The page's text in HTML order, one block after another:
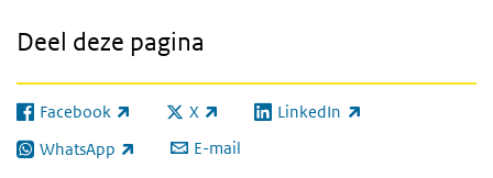
Deel deze pagina
Facebook
(externe link) X
(externe link) LinkedIn
(externe link)
WhatsApp
(externe link) E-mail